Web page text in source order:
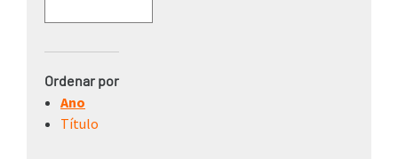
Ordenar por
Ano
Título